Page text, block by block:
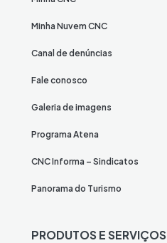
Minha Nuvem CNC
Canal de denúncias
Fale conosco
Galeria de imagens
Programa Atena
CNC Informa – Sindicatos
Panorama do Turismo
PRODUTOS E SERVIÇOS